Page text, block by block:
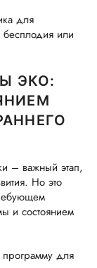
для
бесплодия или
ЭКО:
– важный этап,
Но это
и состоянием
программу для